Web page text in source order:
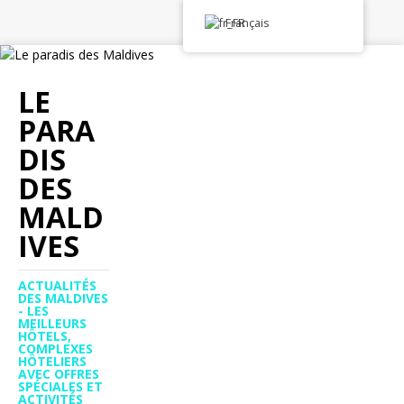
LE
PARA
DIS
DES
MALD
IVES
ACTUALITÉS
DES MALDIVES
- LES
MEILLEURS
HÔTELS,
COMPLEXES
HÔTELIERS
AVEC OFFRES
SPÉCIALES ET
ACTIVITÉS
Français